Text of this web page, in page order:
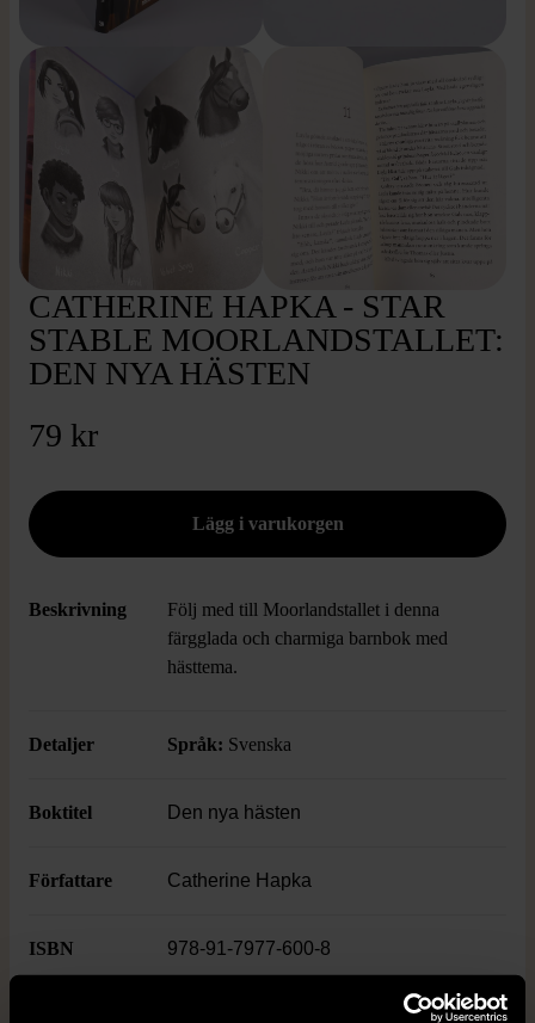
CATHERINE HAPKA - STAR
STABLE MOORLANDSTALLET:
DEN NYA HÄSTEN
79 kr
Beskrivning
Följ med till Moorlandstallet i denna
färgglada och charmiga barnbok med
hästtema.
Detaljer Språk: Svenska
Boktitel Den nya hästen
Författare Catherine Hapka
ISBN 978-91-7977-600-8